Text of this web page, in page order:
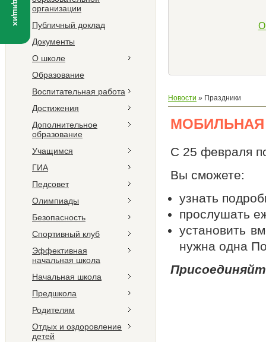
организации
Публичный доклад
Документы
О школе
Образование
Воспитательная работа
Достижения
Дополнительное
образование
Учащимся
ГИА
Педсовет
Олимпиады
Безопасность
Спортивный клуб
Эффективная
начальная школа
Начальная школа
Предшкола
Родителям
Отдых и оздоровление
детей
О
Новости » Праздники
МОБИЛЬНАЯ
С 25 февраля
Вы сможете:
узнать
прослушать
установить
нужна одна